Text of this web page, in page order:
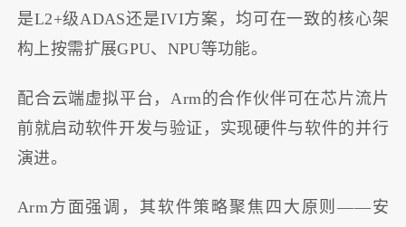
是L2+级ADAS还是IVI方案，均可在一致的核心架
构上按需扩展GPU、NPU等功能。
配合云端虚拟平台，Arm的合作伙伴可在芯片流片
前就启动软件开发与验证，实现硬件与软件的并行
演进。
Arm方面强调，其软件策略聚焦四大原则——安